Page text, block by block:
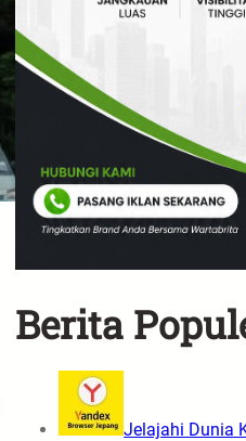
Berita
Jelajahi Dunia